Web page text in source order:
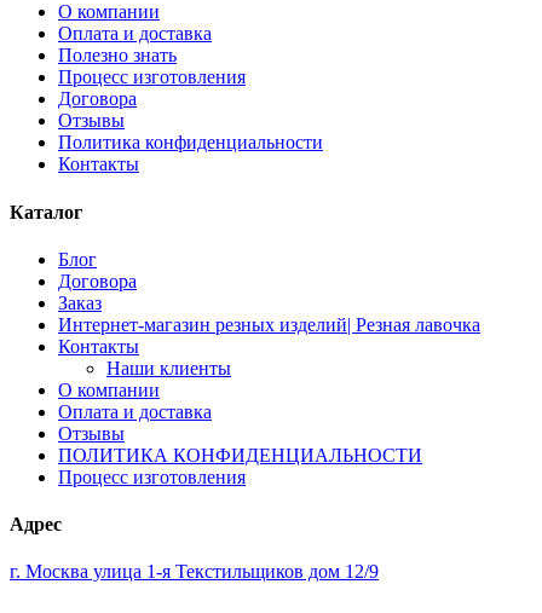
О компании
Оплата и доставка
Полезно знать
Процесс изготовления
Договора
Отзывы
Политика конфиденциальности
Контакты
Каталог
Блог
Договора
Заказ
Интернет-магазин резных изделий| Резная лавочка
Контакты
Наши клиенты
О компании
Оплата и доставка
Отзывы
ПОЛИТИКА КОНФИДЕНЦИАЛЬНОСТИ
Процесс изготовления
Адрес
г. Москва улица 1-я Текстильщиков дом 12/9